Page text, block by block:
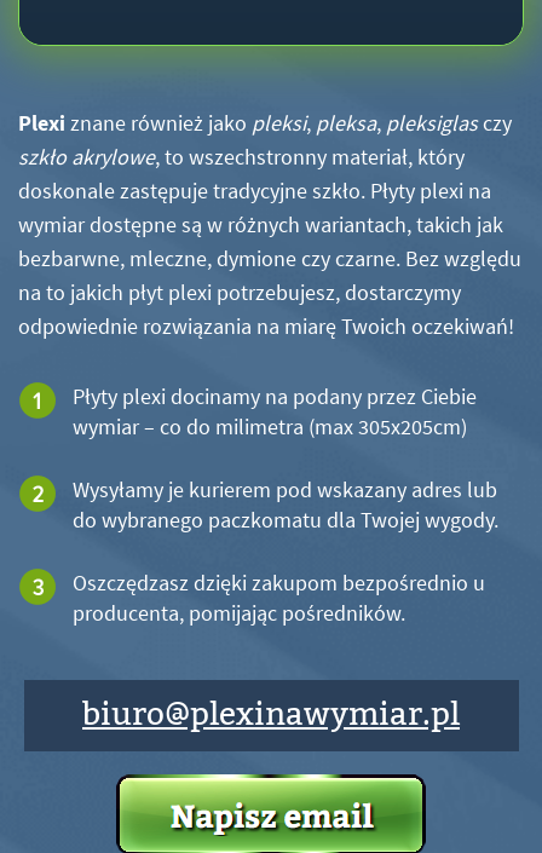
Plexi znane również jako pleksi, pleksa, pleksiglasczy
szkło akrylowe, to wszechstronny materiał, który
doskonale zastępuje tradycyjne szkło. Płyty plexi na
wymiar dostępne są w różnych wariantach, takich jak
bezbarwne, mleczne, dymione czy czarne. Bez względu
na to jakich płyt plexi potrzebujesz, dostarczymy
odpowiednie rozwiązania na miarę Twoich oczekiwań!
Płyty plexi docinamy na podany przez Ciebie
wymiar – co do milimetra (max 305x205cm)
Wysyłamy je kurierem pod wskazany adres lub
do wybranego paczkomatu dla Twojej wygody.
Oszczędzasz dzięki zakupom bezpośrednio u
producenta, pomijając pośredników.
biuro@plexinawymiar.pl